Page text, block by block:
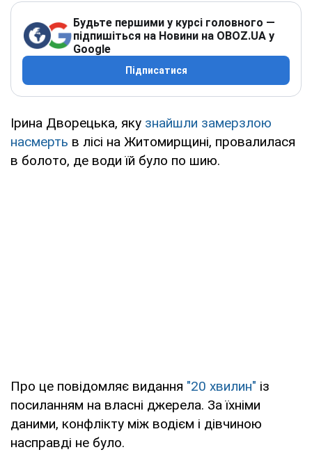
Будьте першими у курсі головного —
підпишіться на Новини на OBOZ.UA у
Google
Підписатися
Ірина Дворецька, яку знайшли замерзлою
насмерть в лісі на Житомирщині, провалилася
в болото, де води їй було по шию.
Про це повідомляє видання "20 хвилин" із
посиланням на власні джерела. За їхніми
даними, конфлікту між водієм і дівчиною
насправді не було.